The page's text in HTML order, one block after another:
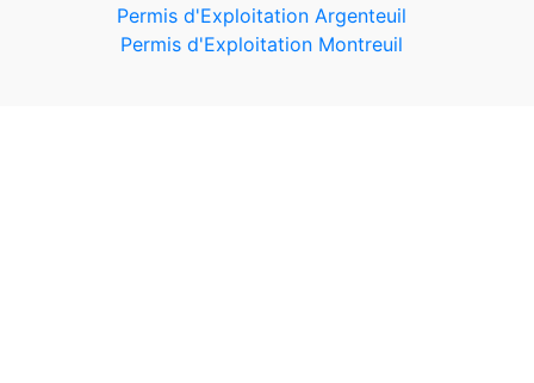
Permis d'Exploitation Argenteuil
Permis d'Exploitation Montreuil